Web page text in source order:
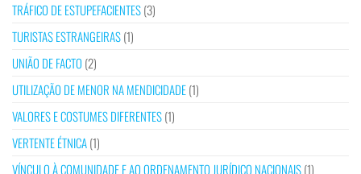
TRÁFICO DE ESTUPEFACIENTES(3)
TURISTAS ESTRANGEIRAS(1)
UNIÃO DE FACTO (2)
UTILIZAÇÃO DE MENOR NA MENDICIDADE(1)
VALORES E COSTUMES DIFERENTES(1)
VERTENTE ÉTNICA(1)
VÍNCULO À COMUNIDADE E AO ORDENAMENTO JURÍDICO NACIONAIS(1)